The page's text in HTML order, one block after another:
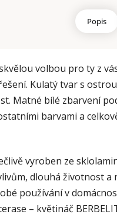
Popis
volbou pro ty z
Kulatý tvar s
Matné bílé zbarvení
barvami a
vyroben ze
dlouhá životnost a
používání v
– květináč